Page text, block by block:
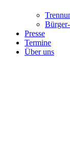
Presse
Termine
Über uns